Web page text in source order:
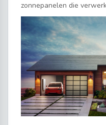
zonnepanelen die